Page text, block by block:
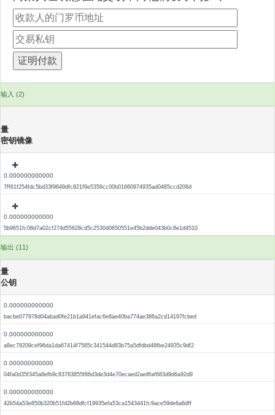
输入 (2)
量
密钥镜像
0.000000000000
7ff61f254fdc5bd33f9649dfc821f9e5356cc00b01660974935ad0465ccd206d
0.000000000000
5b9651fc08d7a02cf274d55628cd5c2530d0650551e45b2dde043b0c8e1d4510
输出 (11)
量
公钥
0.000000000000
bacbe077978d04abad0fe21b1a941efac6e8ae40ba774ae386a2cd14197fcbed
0.000000000000
a8ec79209cef96da1da67414f7585c341544d83b75a5dfdbd48fbe24935c9df2
0.000000000000
04fa0d35f345a8efb9c83783855f86d3de3d4e70ecaed2ae8faf683d9d6a92d9
0.000000000000
42b54a53e850b320b51fd2b68dfcf19935efa53ca1543441fc9ace59de6a6dff